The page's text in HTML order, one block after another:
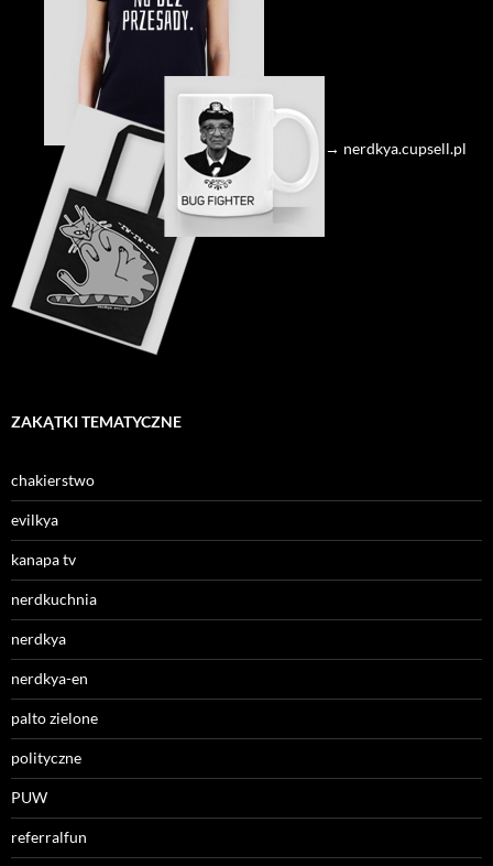
→ nerdkya.cupsell.pl
ZAKĄTKI TEMATYCZNE
chakierstwo
evilkya
kanapa tv
nerdkuchnia
nerdkya
nerdkya-en
palto zielone
polityczne
PUW
referralfun